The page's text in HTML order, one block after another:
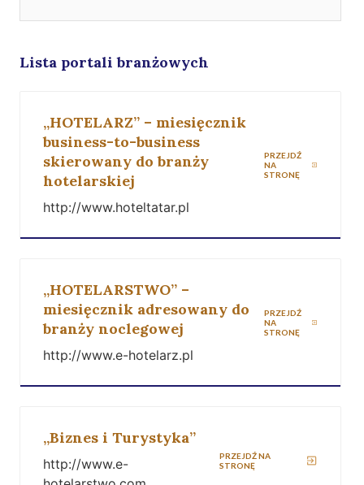
Lista portali branżowych
„HOTELARZ” – miesięcznik
business-to-business
skierowany do branży
hotelarskiej
http://www.hoteltatar.pl
PRZEJDŹ
NA
STRONĘ
„HOTELARSTWO” –
miesięcznik adresowany do
branży noclegowej
http://www.e-hotelarz.pl
PRZEJDŹ
NA
STRONĘ
„Biznes i Turystyka”
http://www.e-
PRZEJDŹ NA
STRONĘ